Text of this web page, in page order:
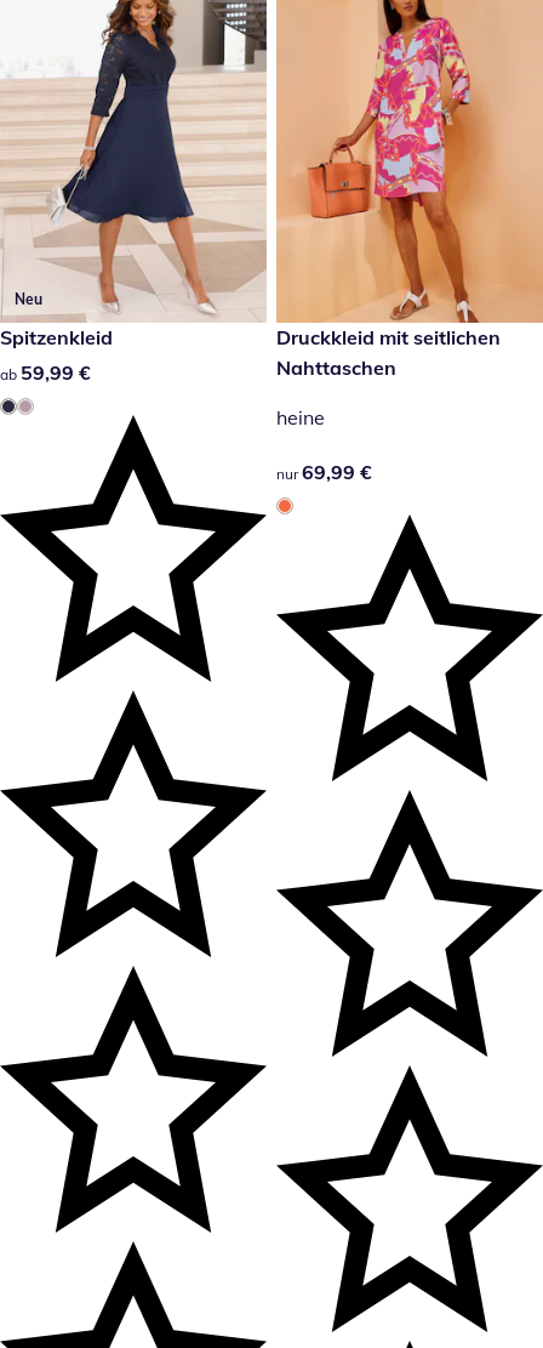
Neu
59,99 €
Spitzenkleid
59,99 €
ab 59,99 €
69,99 €
Druckkleid mit seitlichen
Nahttaschen
heine
69,99 €
nur 69,99 €